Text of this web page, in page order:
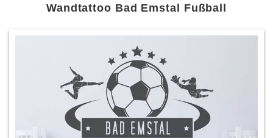
Wandtattoo Bad Emstal Fußball